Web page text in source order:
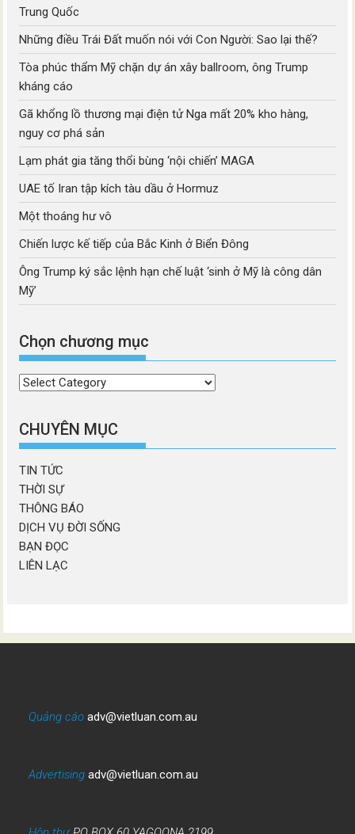
Trung Quốc
Những điều Trái Đất muốn nói với Con Người: Sao lại thế?
Tòa phúc thẩm Mỹ chặn dự án xây ballroom, ông Trump
kháng cáo
Gã khổng lồ thương mại điện tử Nga mất 20% kho hàng,
nguy cơ phá sản
Lạm phát gia tăng thổi bùng ‘nội chiến’ MAGA
UAE tố Iran tập kích tàu dầu ở Hormuz
Một thoáng hư vô
Chiến lược kế tiếp của Bắc Kinh ở Biển Đông
Ông Trump ký sắc lệnh hạn chế luật ‘sinh ở Mỹ là công dân
Mỹ’
Chọn chương mục
Chọn
mục
CHUYÊN MỤC
TIN TỨC
THỜI SỰ
THÔNG BÁO
DỊCH VỤ ĐỜI SỐNG
BẠN ĐỌC
LIÊN LẠC
Quảng cáo adv@vietluan.com.au
Advertising adv@vietluan.com.au